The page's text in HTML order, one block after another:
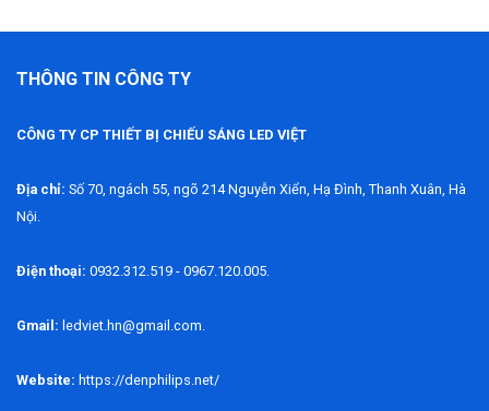
THÔNG TIN CÔNG TY
CÔNG TY CP THIẾT BỊ CHIẾU SÁNG LED VIỆT
Địa chỉ: Số 70, ngách 55, ngõ 214 Nguyễn Xiển, Hạ Đình, Thanh Xuân, Hà
Nội.
Điện thoại: 0932.312.519 - 0967.120.005.
Gmail: ledviet.hn@gmail.com.
Website: https://denphilips.net/